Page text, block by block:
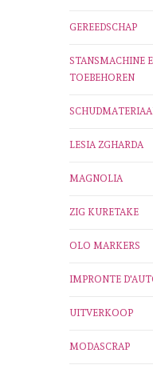
GEREEDSCHAP
STANSMACHINE
TOEBEHOREN
LESIA ZGHARDA
MAGNOLIA
ZIG KURETAKE
OLO MARKERS
IMPRONTE
UITVERKOOP
MODASCRAP